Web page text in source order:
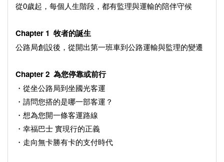
從0歲起，每個人生階段，都有監理與運輸的陪伴守候
Chapter 1 牧者的誕生
公路局創設後，從開出第一班車到公路運輸與監理的變遷
Chapter 2 為您停靠或前行
・從坐公路局到坐國光客運
・請問您搭的是哪一部客運？
・想為您開一條客運路線
・幸福巴士 實現行的正義
・走向無卡勝有卡的支付時代